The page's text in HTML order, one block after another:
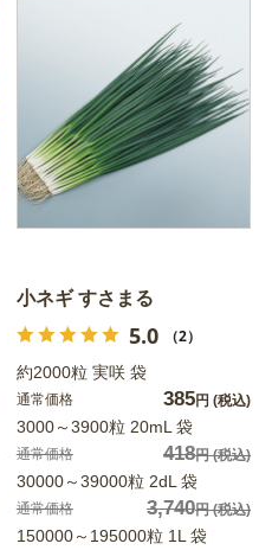
小ネギ すさまる
5.0 （2）
約2000粒 実咲 袋
通常価格 385円 (税込)
3000～3900粒 20mL 袋
通常価格 418円(税込)
30000～39000粒 2dL 袋
通常価格 3,740円(税込)
150000～195000粒 1L 袋